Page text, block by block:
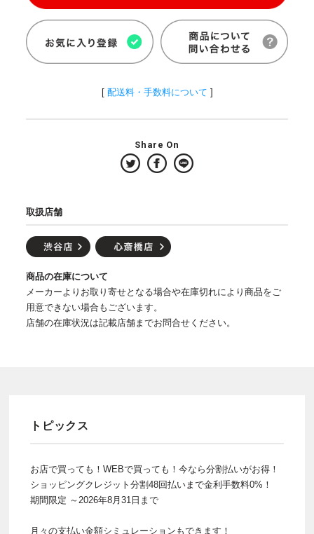
[ 配送料・手数料について ]
Share On
取扱店舗
商品の在庫について
メーカーよりお取り寄せとなる場合や在庫切れにより商品をご
用意できない場合もございます。
店舗の在庫状況は記載店舗までお問合せください。
トピックス
お店で買っても！WEBで買っても！今なら分割払いがお得！
ショッピングクレジット分割48回払いまで金利手数料0%！
期間限定 ～2026年8月31日まで
月々の支払い金額シミュレーションもできます！